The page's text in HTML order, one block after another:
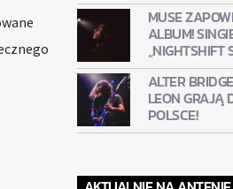
MUSE
ALBUM!
„NIGHTSHIFT
ALTER
LEON GRAJĄ
POLSCE!